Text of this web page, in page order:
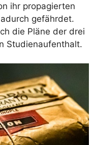
ihr propagierten
gefährdet.
die Pläne der drei
Studienaufenthalt.